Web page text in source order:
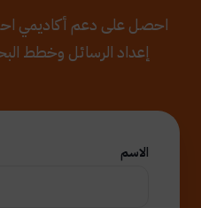
احصل على دعم أكاديمي
إعداد الرسائل وخطط
الاسم